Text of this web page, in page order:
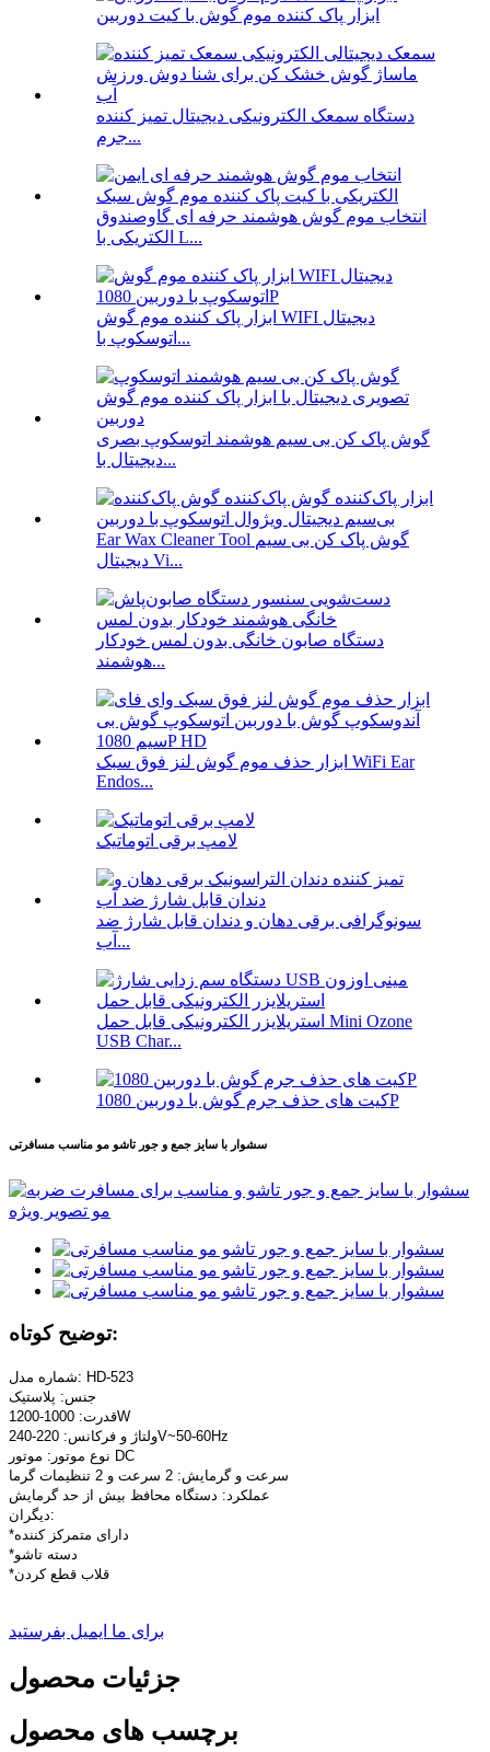
ابزار پاک کننده موم گوش با کیت دوربین
دستگاه سمعک الکترونیکی دیجیتال تمیز کننده
جرم...
انتخاب موم گوش هوشمند حرفه ای گاوصندوق
الکتریکی با L...
ابزار پاک کننده موم گوش WIFI دیجیتال
اتوسکوپ با...
گوش پاک کن بی سیم هوشمند اتوسکوپ بصری
دیجیتال با...
Ear Wax Cleaner Tool گوش پاک کن بی سیم
دیجیتال Vi...
دستگاه صابون خانگی بدون لمس خودکار
هوشمند...
ابزار حذف موم گوش لنز فوق سبک WiFi Ear
Endos...
لامپ برقی اتوماتیک
سونوگرافی برقی دهان و دندان قابل شارژ ضد
آب...
استریلایزر الکترونیکی قابل حمل Mini Ozone
USB Char...
کیت های حذف جرم گوش با دوربین 1080P
سشوار با سایز جمع و جور تاشو مو مناسب مسافرتی
توضیح کوتاه:
شماره مدل: HD-523
جنس: پلاستیک
قدرت: 1000-1200W
ولتاژ و فرکانس: 220-240V~50-60Hz
نوع موتور: موتور DC
سرعت و گرمایش: 2 سرعت و 2 تنظیمات گرما
عملکرد: دستگاه محافظ بیش از حد گرمایش
دیگران:
*دارای متمرکز کننده
*دسته تاشو
*قلاب قطع کردن
برای ما ایمیل بفرستید
جزئیات محصول
برچسب های محصول